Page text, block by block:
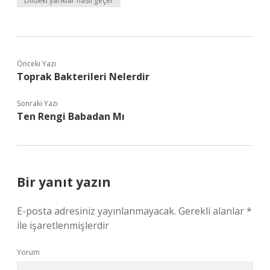
Önceki Yazı
Toprak Bakterileri Nelerdir
Sonraki Yazı
Ten Rengi Babadan Mı
Bir yanıt yazın
E-posta adresiniz yayınlanmayacak. Gerekli alanlar*
ile işaretlenmişlerdir
Yorum